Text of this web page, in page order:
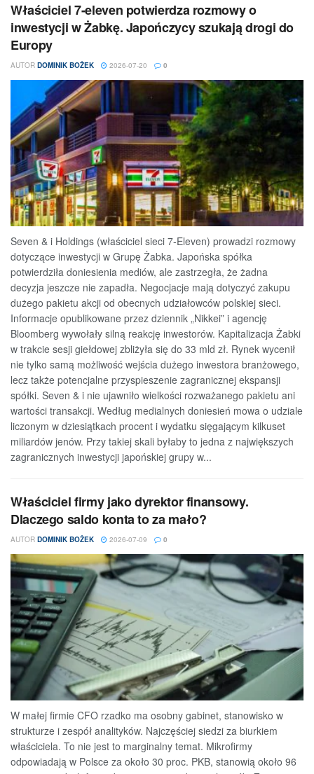
Właściciel 7-eleven potwierdza rozmowy o
inwestycji w Żabkę. Japończycy szukają drogi do
Europy
AUTOR DOMINIK BOŻEK 2026-07-20 0
Seven & i Holdings (właściciel sieci 7-Eleven) prowadzi rozmowy
dotyczące inwestycji w Grupę Żabka. Japońska spółka
potwierdziła doniesienia mediów, ale zastrzegła, że żadna
decyzja jeszcze nie zapadła. Negocjacje mają dotyczyć zakupu
dużego pakietu akcji od obecnych udziałowców polskiej sieci.
Informacje opublikowane przez dziennik „Nikkei” i agencję
Bloomberg wywołały silną reakcję inwestorów. Kapitalizacja Żabki
w trakcie sesji giełdowej zbliżyła się do 33 mld zł. Rynek wycenił
nie tylko samą możliwość wejścia dużego inwestora branżowego,
lecz także potencjalne przyspieszenie zagranicznej ekspansji
spółki. Seven & i nie ujawniło wielkości rozważanego pakietu ani
wartości transakcji. Według medialnych doniesień mowa o udziale
liczonym w dziesiątkach procent i wydatku sięgającym kilkuset
miliardów jenów. Przy takiej skali byłaby to jedna z największych
zagranicznych inwestycji japońskiej grupy w...
Właściciel firmy jako dyrektor finansowy.
Dlaczego saldo konta to za mało?
AUTOR DOMINIK BOŻEK 2026-07-09 0
W małej firmie CFO rzadko ma osobny gabinet, stanowisko w
strukturze i zespół analityków. Najczęściej siedzi za biurkiem
właściciela. To nie jest to marginalny temat. Mikrofirmy
odpowiadają w Polsce za około 30 proc. PKB, stanowią około 96